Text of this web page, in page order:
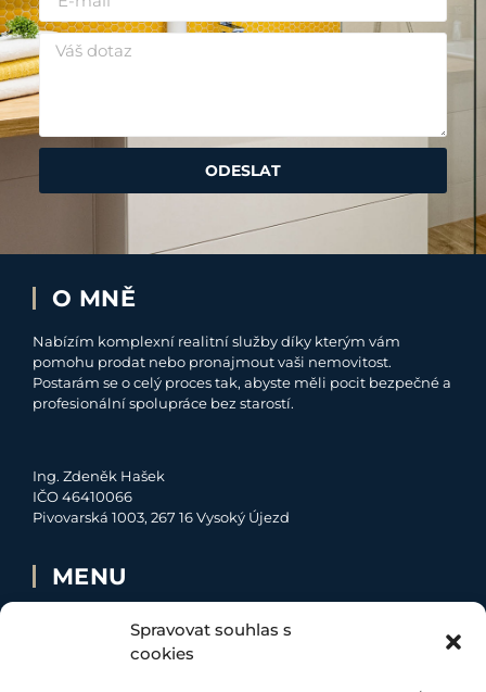
Spravovat souhlas s
cookies
ODESLAT
O MNĚ
Nabízím komplexní realitní služby díky kterým vám
pomohu prodat nebo pronajmout vaši nemovitost.
Postarám se o celý proces tak, abyste měli pocit bezpečné a
profesionální spolupráce bez starostí.
Ing. Zdeněk Hašek
IČO 46410066
Pivovarská 1003, 267 16 Vysoký Újezd
MENU